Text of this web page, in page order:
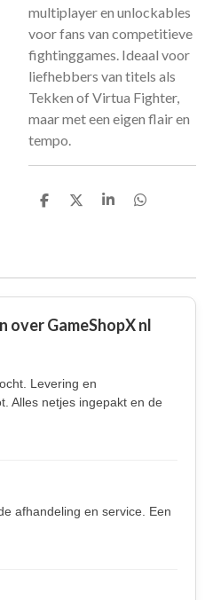
multiplayer en unlockables
voor fans van competitieve
fightinggames. Ideaal voor
liefhebbers van titels als
Tekken of Virtua Fighter,
maar met een eigen flair en
tempo.
D
D
S
D
over GameShopX nl
Levering en
Alles netjes ingepakt en de
afhandeling en service. Een